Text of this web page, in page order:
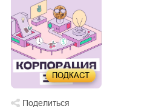
ПОДКАСТ
Поделиться